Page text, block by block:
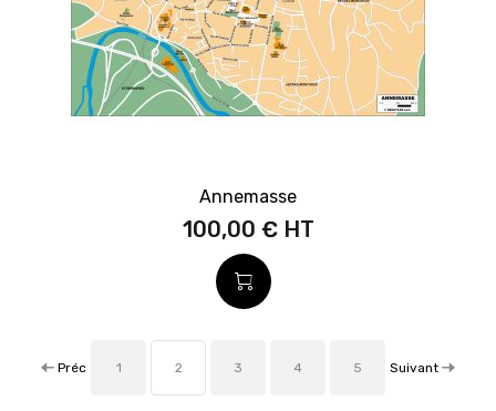
Annemasse
100,00 €
Préc 1 2 3 4 5 Suivant